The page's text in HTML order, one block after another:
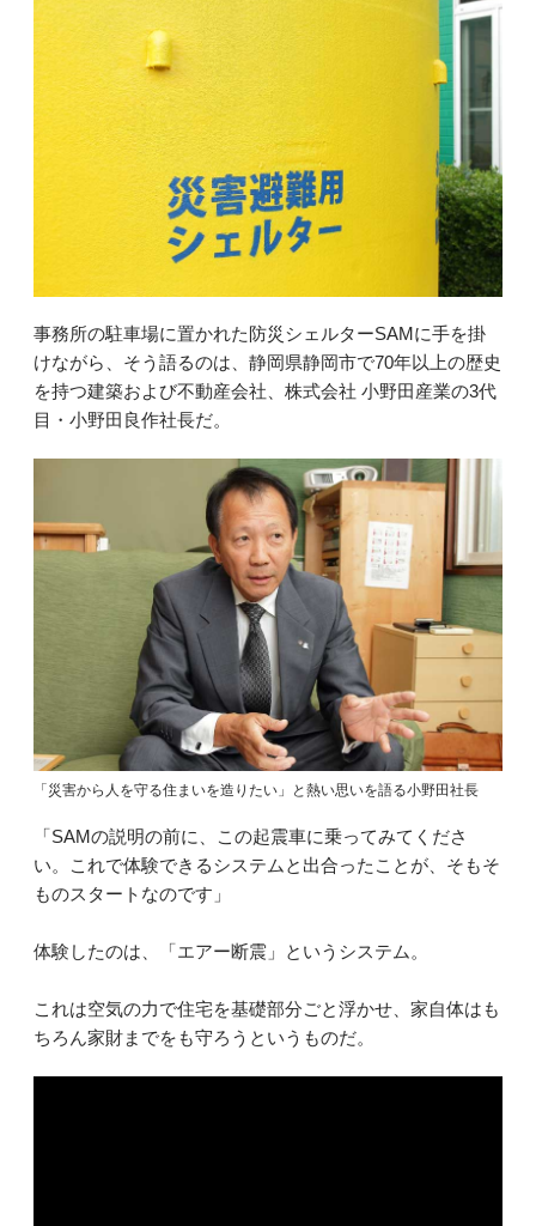
事務所の駐車場に置かれた防災シェルターSAMに手を掛
けながら、そう語るのは、静岡県静岡市で70年以上の歴史
を持つ建築および不動産会社、株式会社 小野田産業の3代
目・小野田良作社長だ。
「災害から人を守る住まいを造りたい」と熱い思いを語る小野田社長
「SAMの説明の前に、この起震車に乗ってみてくださ
い。これで体験できるシステムと出合ったことが、そもそ
ものスタートなのです」
体験したのは、「エアー断震」というシステム。
これは空気の力で住宅を基礎部分ごと浮かせ、家自体はも
ちろん家財までをも守ろうというものだ。